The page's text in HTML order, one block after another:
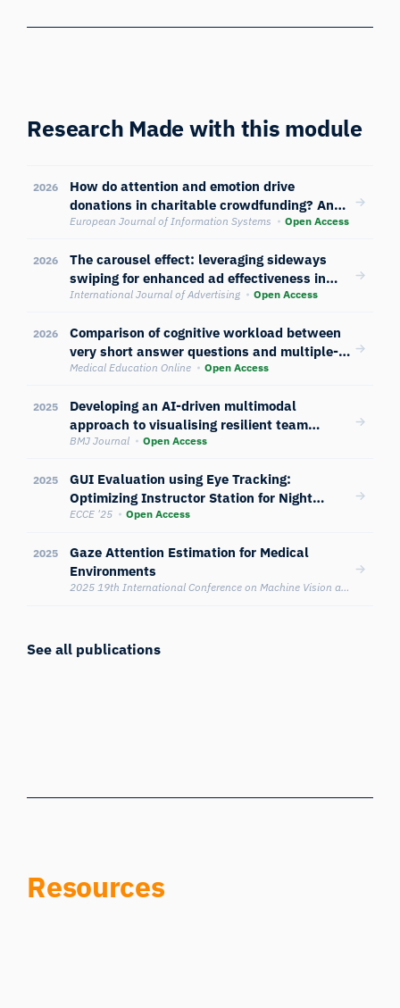
Research Made with this module
2026
How do attention and emotion drive
donations in charitable crowdfunding? An
empirical study of users’ cognitive and
European Journal of Information Systems Open Access
2026
The carousel effect: leveraging sideways
swiping for enhanced ad effectiveness in
social media
International Journal of Advertising Open Access
2026
Comparison of cognitive workload between
very short answer questions and multiple-
choice questions: an eye-tracking
Medical Education Online Open Access
2025
Developing an AI-driven multimodal
approach to visualising resilient team
performance: joint attentional engagement
emergency scenarios
BMJ Journal Open Access
2025
GUI Evaluation using Eye Tracking:
Optimizing Instructor Station for Night
Vision Training in Aviation
ECCE '25 Open Access
2025
Gaze Attention Estimation for Medical
Environments
2025 19th International Conference on Machine Vision and Applications (MVA)
See all publications
Resources